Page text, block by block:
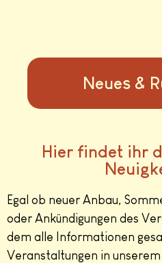
Neues &
Hier findet ihr
Egal ob neuer Anbau,
oder Ankündigungen des
dem alle Informationen
Veranstaltungen in